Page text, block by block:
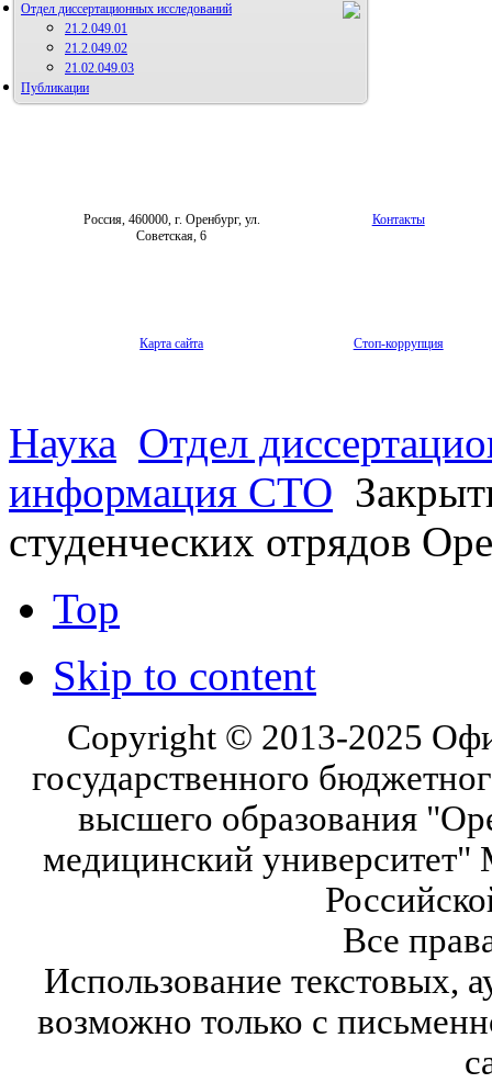
Отдел диссертационных исследований
21.2.049.01
21.2.049.02
21.02.049.03
Публикации
Россия, 460000, г. Оренбург, ул.
Советская, 6
Контакты
Карта сайта Стоп-коррупция
Наука Отдел
информация СТО
студенческих отрядов
Top
Skip to content
Copyright © 2013-2025
государственного
высшего образования
медицинский университет"
Все
Использование текстовых,
возможно только с